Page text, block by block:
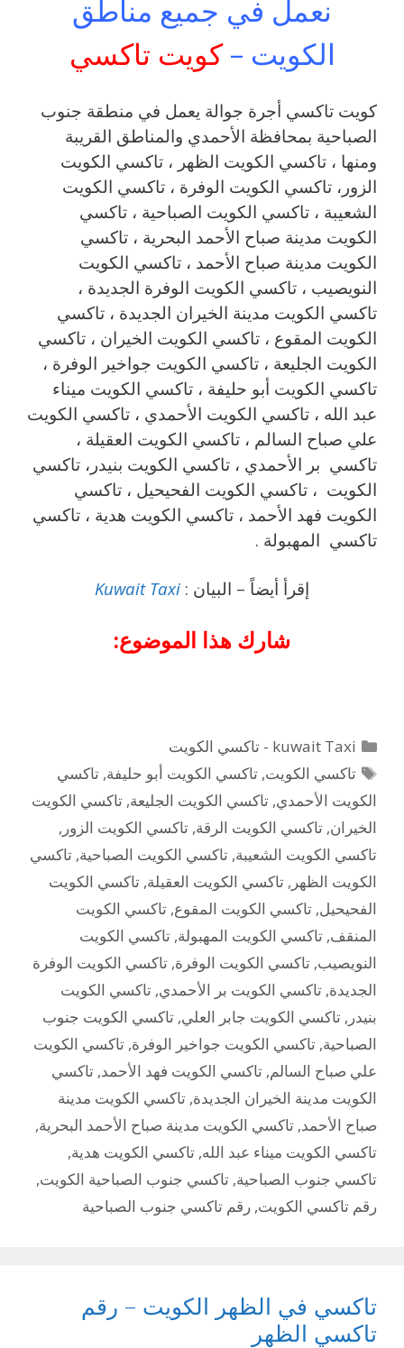
نعمل في جميع مناطق
الكويت –كويت تاكسي
كويت تاكسي أجرة جوالة يعمل في منطقة جنوب
الصباحية بمحافظة الأحمدي والمناطق القريبة
‎ومنها ، تاكسي الكويت الظهر ، تاكسي الكويت
الزور، تاكسي الكويت الوفرة ، تاكسي الكويت
الشعيبة ، تاكسي الكويت الصباحية ، تاكسي
الكويت مدينة صباح الأحمد البحرية ، تاكسي
الكويت مدينة صباح الأحمد ، تاكسي الكويت
النويصيب ، تاكسي الكويت الوفرة الجديدة ،
تاكسي الكويت مدينة الخيران الجديدة ، تاكسي
الكويت المقوع ، تاكسي الكويت الخيران ، تاكسي
الكويت الجليعة ، تاكسي الكويت جواخير الوفرة ،
تاكسي الكويت أبو حليفة ، تاكسي الكويت ميناء
عبد الله ، تاكسي الكويت الأحمدي ، تاكسي الكويت
علي صباح السالم ، تاكسي الكويت العقيلة ،
تاكسي بر الأحمدي ، تاكسي الكويت بنيدر، تاكسي
الكويت ، تاكسي الكويت الفحيحيل ، تاكسي
الكويت فهد الأحمد ، تاكسي الكويت هدية ، تاكسي
تاكسي المهبولة .
إقرأ أيضاً – البيان : Kuwait Taxi
شارك هذا الموضوع:
التصنيفات
kuwait Taxi - تاكسي الكويت
الوسوم
تاكسي الكويت,تاكسي الكويت أبو حليفة,تاكسي
الكويت الأحمدي, تاكسي الكويت الجليعة, تاكسي الكويت
الخيران, تاكسي الكويت الرقة, تاكسي الكويت الزور ,
تاكسي الكويت الشعيبة, تاكسي الكويت الصباحية, تاكسي
الكويت الظهر , تاكسي الكويت العقيلة, تاكسي الكويت
الفحيحيل, تاكسي الكويت المقوع, تاكسي الكويت
المنقف, تاكسي الكويت المهبولة, تاكسي الكويت
النويصيب, تاكسي الكويت الوفرة, تاكسي الكويت الوفرة
الجديدة, تاكسي الكويت بر الأحمدي, تاكسي الكويت
بنيدر , تاكسي الكويت جابر العلي, تاكسي الكويت جنوب
الصباحية, تاكسي الكويت جواخير الوفرة, تاكسي الكويت
علي صباح السالم, تاكسي الكويت فهد الأحمد, تاكسي
الكويت مدينة الخيران الجديدة, تاكسي الكويت مدينة
صباح الأحمد, تاكسي الكويت مدينة صباح الأحمد البحرية,
تاكسي الكويت ميناء عبد الله, تاكسي الكويت هدية,
تاكسي جنوب الصباحية, تاكسي جنوب الصباحية الكويت,
رقم تاكسي الكويت, رقم تاكسي جنوب الصباحية
تاكسي في الظهر الكويت – رقم
تاكسي الظهر